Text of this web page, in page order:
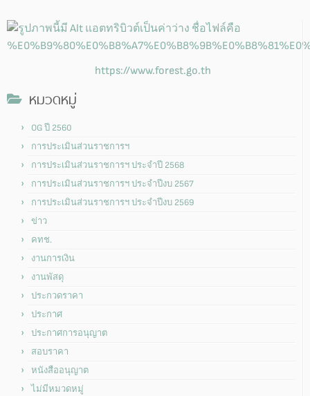
https://www.forest.go.th
หมวดหมู่
OG ปี 2560
การประเมินส่วนราชการฯ
การประเมินส่วนราชการฯ ประจำปี 2568
การประเมินส่วนราชการฯ ประจำปีงบ 2567
การประเมินส่วนราชการฯ ประจำปีงบ 2569
ข่าว
คทช.
งานการเงิน
งานพัสดุ
ประกวดราคา
ประกาศ
ประกาศการอนุญาต
สอบราคา
หนังสืออนุญาต
ไม่มีหมวดหมู่